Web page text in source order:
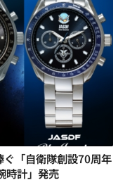
「自衛隊創設70周年
時計」発売